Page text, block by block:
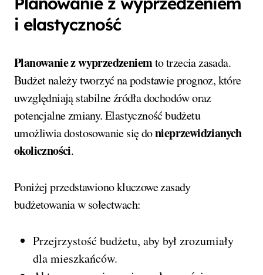
i elastyczność
Planowanie z wyprzedzeniemto trzecia zasada.
Budżet należy tworzyć na podstawie prognoz, które
uwzględniają stabilne źródła dochodów oraz
potencjalne zmiany. Elastyczność budżetu
umożliwia dostosowanie się donieprzewidzianych
okoliczności.
Poniżej przedstawiono kluczowe zasady
budżetowania w sołectwach:
Przejrzystość budżetu, aby był zrozumiały
dla mieszkańców.